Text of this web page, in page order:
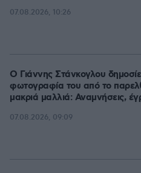
07.08.2026, 10:26
Ο Γιάννης Στάνκογλου
φωτογραφία του από το
μακριά μαλλιά: Αναμνήσεις,
07.08.2026, 09:09